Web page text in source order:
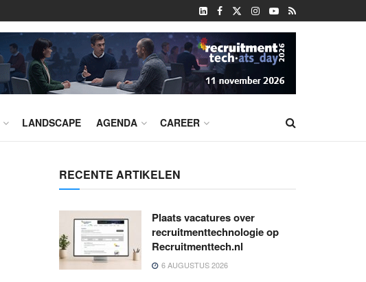
LANDSCAPE AGENDA CAREER
RECENTE ARTIKELEN
Plaats vacatures over
recruitmenttechnologie op
Recruitmenttech.nl
6 AUGUSTUS 2026